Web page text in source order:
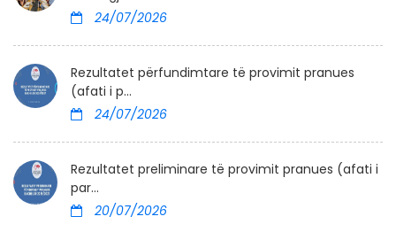
24/07/2026
Rezultatet përfundimtare të provimit pranues
(afati i p...
24/07/2026
Rezultatet preliminare të provimit pranues (afati i
par...
20/07/2026